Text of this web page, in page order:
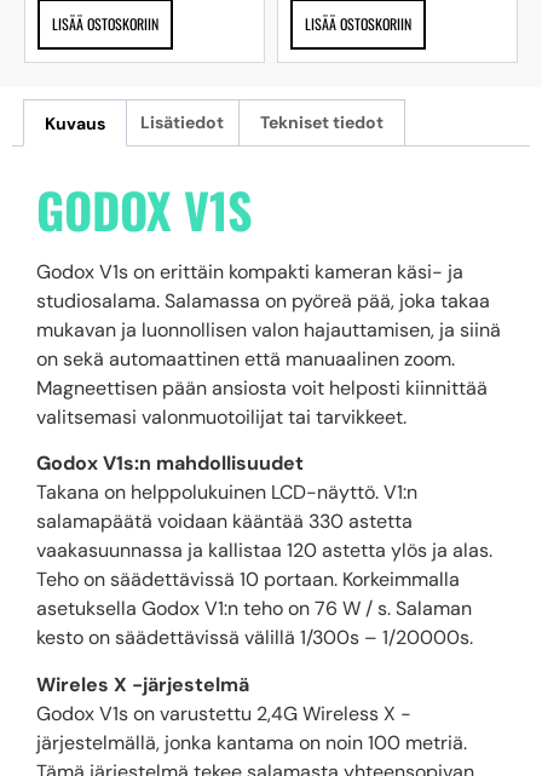
LISÄÄ OSTOSKORIIN LISÄÄ OSTOSKORIIN
Kuvaus Lisätiedot Tekniset tiedot
GODOX V1S
Godox V1s on erittäin kompakti kameran käsi- ja
studiosalama. Salamassa on pyöreä pää, joka takaa
mukavan ja luonnollisen valon hajauttamisen, ja siinä
on sekä automaattinen että manuaalinen zoom.
Magneettisen pään ansiosta voit helposti kiinnittää
valitsemasi valonmuotoilijat tai tarvikkeet.
Godox V1s:n mahdollisuudet
Takana on helppolukuinen LCD-näyttö. V1:n
salamapäätä voidaan kääntää 330 astetta
vaakasuunnassa ja kallistaa 120 astetta ylös ja alas.
Teho on säädettävissä 10 portaan. Korkeimmalla
asetuksella Godox V1:n teho on 76 W / s. Salaman
kesto on säädettävissä välillä 1/300s – 1/20000s.
Wireles X -järjestelmä
Godox V1s on varustettu 2,4G Wireless X -
järjestelmällä, jonka kantama on noin 100 metriä.